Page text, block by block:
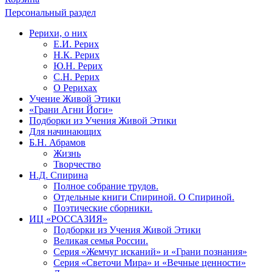
Персональный раздел
Рерихи, о них
Е.И. Рерих
Н.К. Рерих
Ю.Н. Рерих
С.Н. Рерих
О Рерихах
Учение Живой Этики
«Грани Агни Йоги»
Подборки из Учения Живой Этики
Для начинающих
Б.Н. Абрамов
Жизнь
Творчество
Н.Д. Спирина
Полное собрание трудов.
Отдельные книги Спириной. О Спириной.
Поэтические сборники.
ИЦ «РОССАЗИЯ»
Подборки из Учения Живой Этики
Великая семья России.
Серия «Жемчуг исканий» и «Грани познания»
Серия «Светочи Мира» и «Вечные ценности»